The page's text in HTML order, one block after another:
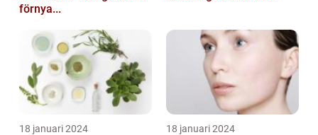
förnya...
18 januari 2024 18 januari 2024